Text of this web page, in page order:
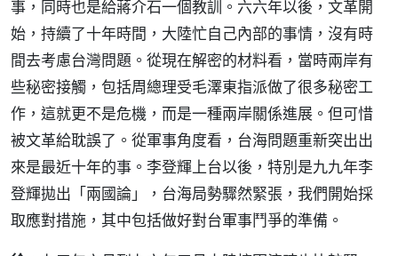
事，同時也是給蔣介石一個教訓。六六年以後，文革開
始，持續了十年時間，大陸忙自己內部的事情，沒有時
間去考慮台灣問題。從現在解密的材料看，當時兩岸有
些秘密接觸，包括周總理受毛澤東指派做了很多秘密工
作，這就更不是危機，而是一種兩岸關係進展。但可惜
被文革給耽誤了。從軍事角度看，台海問題重新突出出
來是最近十年的事。李登輝上台以後，特別是九九年李
登輝拋出「兩國論」，台海局勢驟然緊張，我們開始採
取應對措施，其中包括做好對台軍事鬥爭的準備。